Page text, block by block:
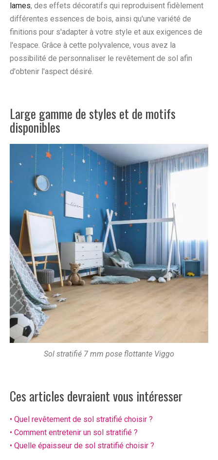
lames, des effets décoratifs qui reproduisent fidèlement
différentes essences de bois, ainsi qu'une variété de
finitions pour s'adapter à votre style et aux exigences de
l'espace. Grâce à cette polyvalence, vous avez la
possibilité de personnaliser le revêtement de sol afin
d'obtenir l'aspect désiré.
Large gamme de styles et de motifs
disponibles
Sol stratifié 7 mm pose flottante Viggo
Ces articles devraient vous intéresser
• Quel revêtement de sol stratifié choisir ?
• Comment entretenir un sol stratifié ?
• Quelle épaisseur de sol stratifié choisir ?